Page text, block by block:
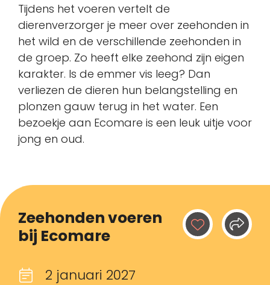
Zeehonden voeren
bij Ecomare
2 januari 2027
Tijdens het voeren vertelt de
dierenverzorger je meer over zeehonden in
het wild en de verschillende zeehonden in
de groep. Zo heeft elke zeehond zijn eigen
karakter. Is de emmer vis leeg? Dan
verliezen de dieren hun belangstelling en
plonzen gauw terug in het water. Een
bezoekje aan Ecomare is een leuk uitje voor
jong en oud.